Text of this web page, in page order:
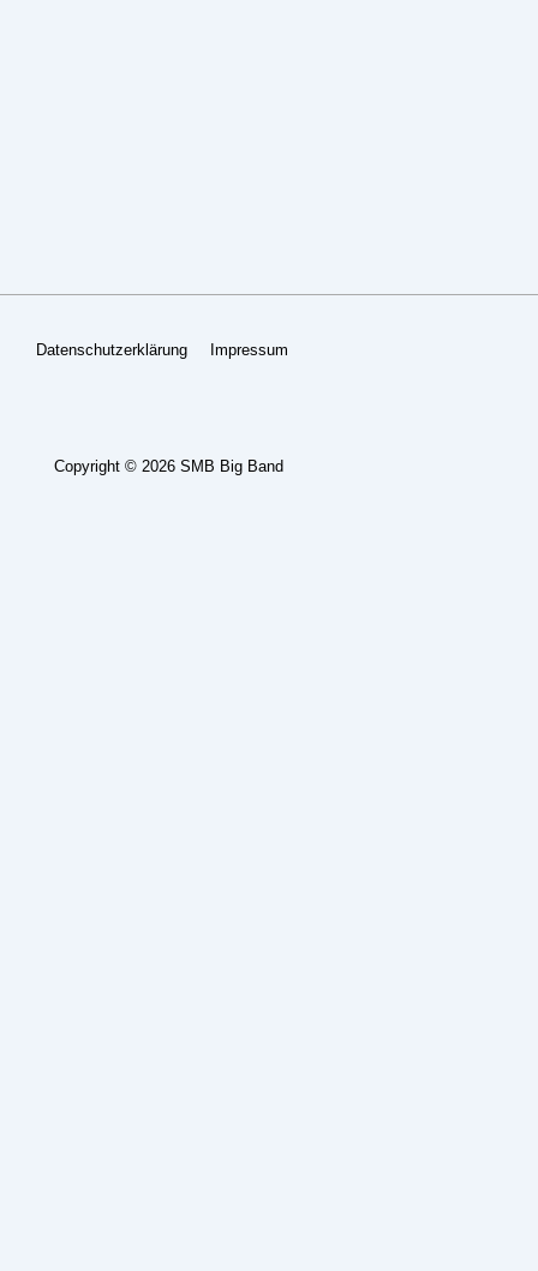
Footer-
Datenschutzerklärung Impressum
Copyright © 2026 SMB Big Band